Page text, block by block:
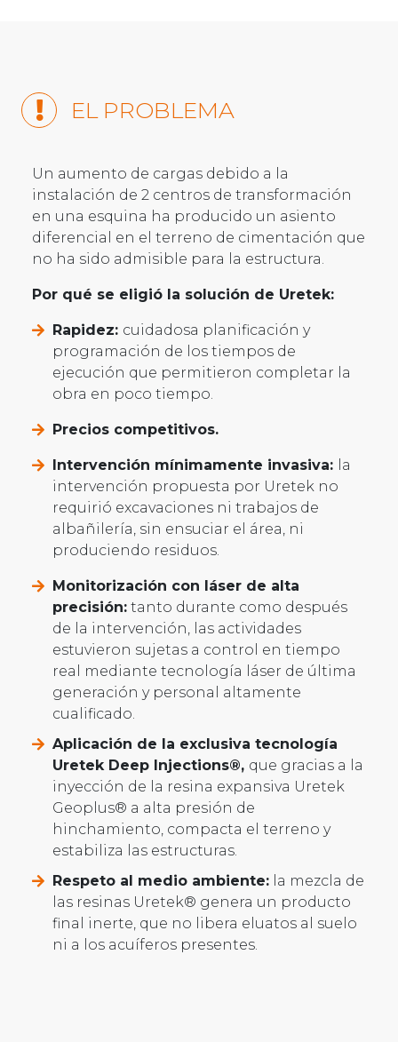
EL PROBLEMA
Un aumento de cargas debido a la
instalación de 2 centros de transformación
en una esquina ha producido un asiento
diferencial en el terreno de cimentación que
no ha sido admisible para la estructura.
Por qué se eligió la solución de Uretek:
Rapidez: cuidadosa planificación y
programación de los tiempos de
ejecución que permitieron completar la
obra en poco tiempo.
Precios competitivos.
Intervención mínimamente invasiva: la
intervención propuesta por Uretek no
requirió excavaciones ni trabajos de
albañilería, sin ensuciar el área, ni
produciendo residuos.
Monitorización con láser de alta
precisión: tanto durante como después
de la intervención, las actividades
estuvieron sujetas a control en tiempo
real mediante tecnología láser de última
generación y personal altamente
cualificado.
Aplicación de la exclusiva tecnología
Uretek Deep Injections®, que gracias a la
inyección de la resina expansiva Uretek
Geoplus® a alta presión de
hinchamiento, compacta el terreno y
estabiliza las estructuras.
Respeto al medio ambiente: la mezcla de
las resinas Uretek® genera un producto
final inerte, que no libera eluatos al suelo
ni a los acuíferos presentes.